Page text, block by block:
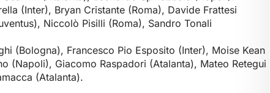
(Inter), Bryan Cristante (Roma), Davide Frattesi
Niccolò Pisilli (Roma), Sandro Tonali
(Bologna), Francesco Pio Esposito (Inter), Moise Kean
(Napoli), Giacomo Raspadori (Atalanta), Mateo Retegui
(Atalanta).